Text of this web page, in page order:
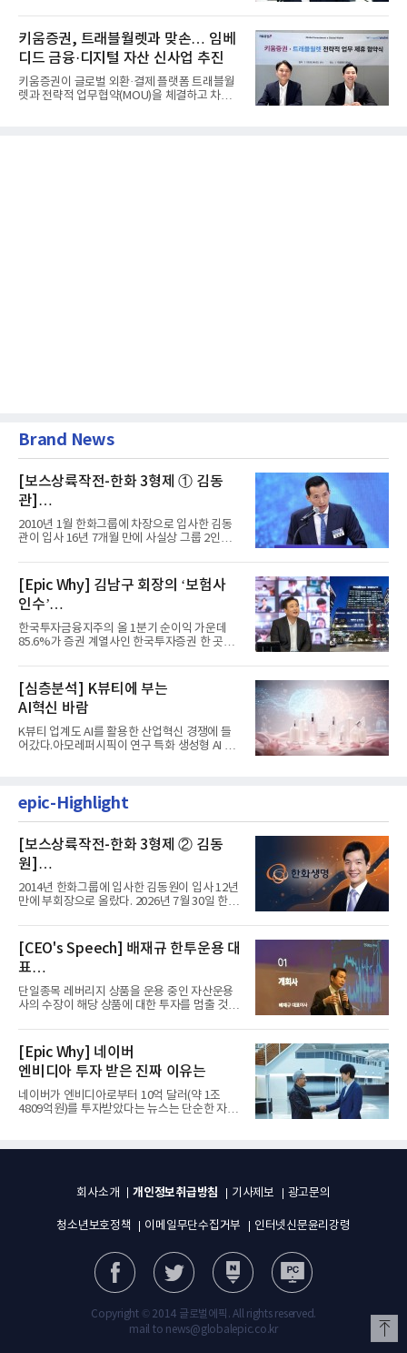
키움증권, 트래블월렛과 맞손… 임베
디드 금융·디지털 자산 신사업 추진
키움증권이 글로벌 외환·결제 플랫폼 트래블월
렛과 전략적 업무협약(MOU)을 체결하고 차세
Brand News
[보스상륙작전-한화 3형제 ① 김동
관]
입사 16년 만에 수석부회장 … 경영승
계 ‘초읽기’
2010년 1월 한화그룹에 차장으로 입사한 김동
관이 입사 16년 7개월 만에 사실상 그룹 2인자
[Epic Why] 김남구 회장의 ‘보험사
인수’
발걸음이 신중해진 배경은?
한국투자금융지주의 올 1분기 순이익 가운데
85.6%가 증권 계열사인 한국투자증권 한 곳에
[심층분석] K뷰티에 부는
AI혁신 바람
K뷰티 업계도 AI를 활용한 산업혁신 경쟁에 들
어갔다.아모레퍼시픽이 연구 특화 생성형 AI 플
epic-Highlight
[보스상륙작전-한화 3형제 ② 김동
원]
입사 12년 만에 금융계열 수장 등극
2014년 한화그룹에 입사한 김동원이 입사 12년
만에 부회장으로 올랐다. 2026년 7월 30일 한화
[CEO's Speech] 배재규 한투운용 대
표
“개별종목 레버리지 투자 지금이라도
멈춰라”
단일종목 레버리지 상품을 운용 중인 자산운용
사의 수장이 해당 상품에 대한 투자를 멈출 것을
[Epic Why] 네이버
엔비디아 투자 받은 진짜 이유는
네이버가 엔비디아로부터 10억 달러(약 1조
4809억원)를 투자받았다는 뉴스는 단순한 자금
회사소개 개인정보취급방침 기사제보 광고문의
청소년보호정책 이메일무단수집거부 인터넷신문윤리강령
Copyright © 2014 글로벌에픽. All rights reserved.
mail to news@globalepic.co.kr